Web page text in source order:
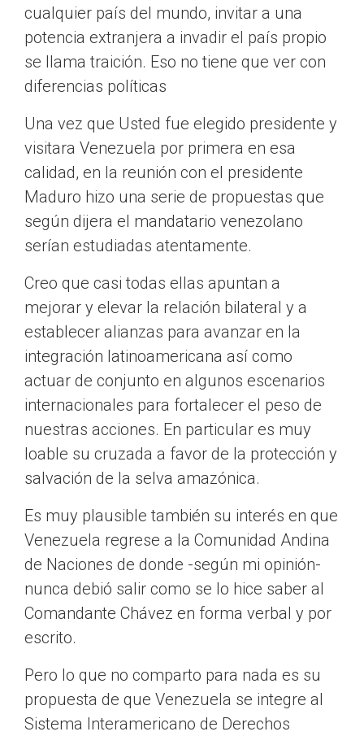
cualquier país del mundo, invitar a una
potencia extranjera a invadir el país propio
se llama traición. Eso no tiene que ver con
diferencias políticas
Una vez que Usted fue elegido presidente y
visitara Venezuela por primera en esa
calidad, en la reunión con el presidente
Maduro hizo una serie de propuestas que
según dijera el mandatario venezolano
serían estudiadas atentamente.
Creo que casi todas ellas apuntan a
mejorar y elevar la relación bilateral y a
establecer alianzas para avanzar en la
integración latinoamericana así como
actuar de conjunto en algunos escenarios
internacionales para fortalecer el peso de
nuestras acciones. En particular es muy
loable su cruzada a favor de la protección y
salvación de la selva amazónica.
Es muy plausible también su interés en que
Venezuela regrese a la Comunidad Andina
de Naciones de donde -según mi opinión-
nunca debió salir como se lo hice saber al
Comandante Chávez en forma verbal y por
escrito.
Pero lo que no comparto para nada es su
propuesta de que Venezuela se integre al
Sistema Interamericano de Derechos